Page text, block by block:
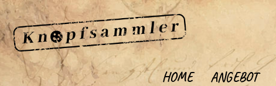
HOME ANGEBOT